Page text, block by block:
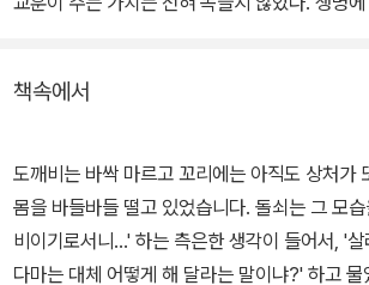
부모도 친척도 없이 혼자 사는 돌쇠는 일하고 싶
세고 일도 잘 하는 황소. 어느 겨울, 황소와 함
돌아오는 길 희한하게 생긴 녀석을 만난다. 원
기도 한 녀석의 정체는, 도깨비였다.
책속에서
도깨비는 바싹 마르고 꼬리에는 아직도 상처가
몸을 바들바들 떨고 있었습니다. 돌쇠는 그 모
비이기로서니...' 하는 측은한 생각이 들어서, '
다마는 대체 어떻게 해 달라는 말이냐?' 하고 물